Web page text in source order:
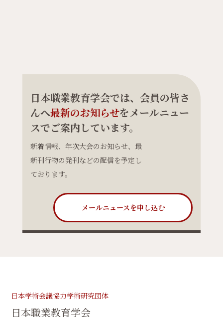
日本職業教育学会では、会員の皆さ
んへ最新のお知らせをメールニュー
スでご案内しています。
新着情報、年次大会のお知らせ、最
新刊行物の発刊などの配信を予定し
ております。
メールニュースを申し込む
日本学術会議協力学術研究団体
日本職業教育学会